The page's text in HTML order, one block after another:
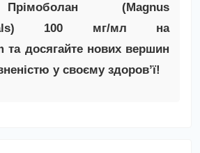
(Magnus
100 мг/мл на
та досягайте нових вершин
у своєму здоров’ї!